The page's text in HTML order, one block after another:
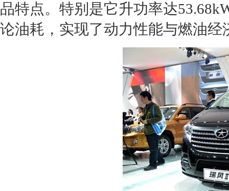
品特点。特别是它升功率达
论油耗，实现了动力性能与燃油经